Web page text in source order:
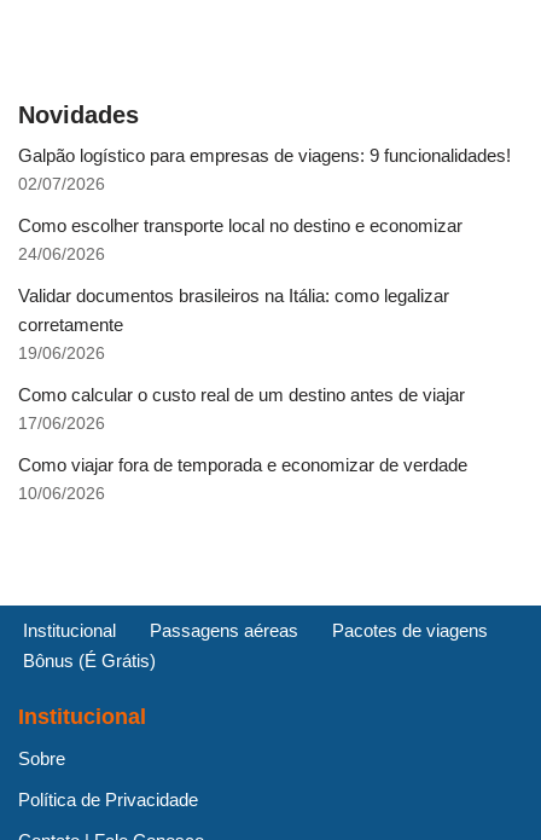
Novidades
Galpão logístico para empresas de viagens: 9 funcionalidades!
02/07/2026
Como escolher transporte local no destino e economizar
24/06/2026
Validar documentos brasileiros na Itália: como legalizar
corretamente
19/06/2026
Como calcular o custo real de um destino antes de viajar
17/06/2026
Como viajar fora de temporada e economizar de verdade
10/06/2026
Institucional Passagens aéreas
Pacotes de viagens
Bônus (É Grátis)
Institucional
Sobre
Política de Privacidade